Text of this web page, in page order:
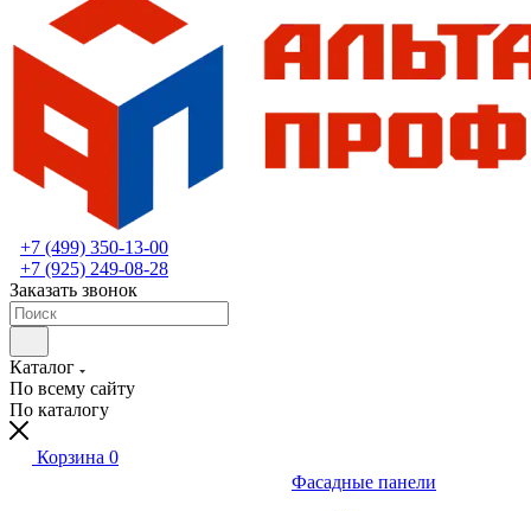
+7 (499) 350-13-00
+7 (925) 249-08-28
Заказать звонок
Каталог
По всему сайту
По каталогу
Корзина 0
Фасадные панели